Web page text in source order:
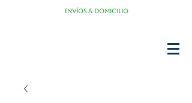
Envíos a domicilio